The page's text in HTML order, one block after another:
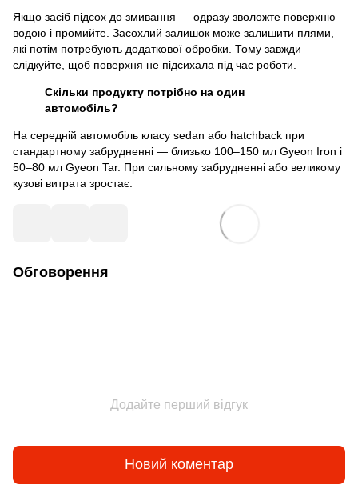
Якщо засіб підсох до змивання — одразу зволожте поверхню
водою і промийте. Засохлий залишок може залишити плями,
які потім потребують додаткової обробки. Тому завжди
слідкуйте, щоб поверхня не підсихала під час роботи.
Скільки продукту потрібно на один
автомобіль?
На середній автомобіль класу sedan або hatchback при
стандартному забрудненні — близько 100–150 мл Gyeon Iron і
50–80 мл Gyeon Tar. При сильному забрудненні або великому
кузові витрата зростає.
Обговорення
Додайте перший відгук
Новий коментар